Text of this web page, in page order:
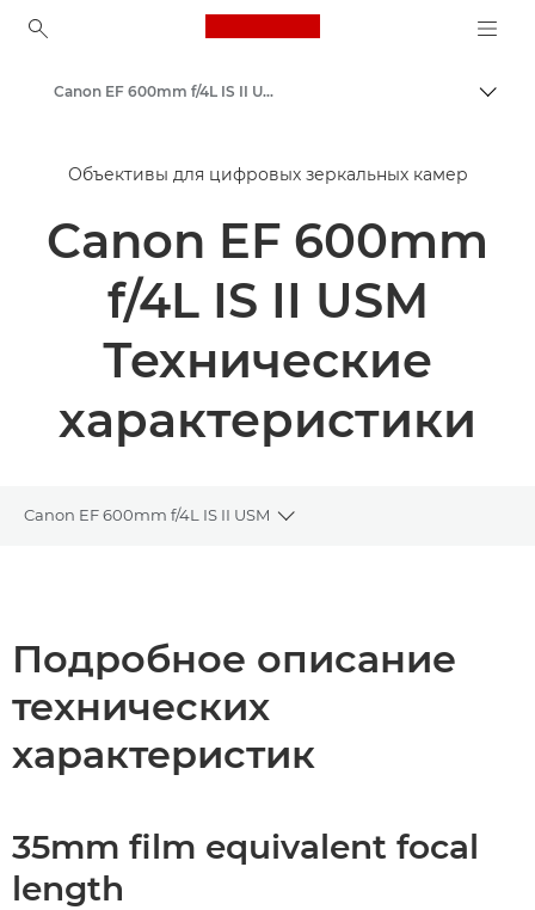
Canon Logo, back to
Объективы для камер Canon
Canon EF 600mm f/4L IS II USM - Объективы - Камера и фотообъективы
Объективы для цифровых зеркальных камер
Canon EF 600mm
f/4L IS II USM
Технические
характеристики
Canon EF 600mm f/4L IS II USM
Toggle breadcrumbs
Подробное описание
технических
характеристик
35mm film equivalent focal
length